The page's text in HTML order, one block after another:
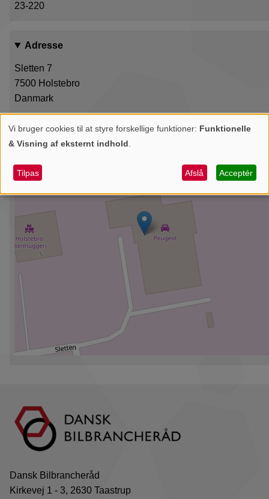
23-220
Adresse
Sletten 7
7500 Holstebro
Danmark
Dansk Bilbrancheråd
Kirkevej 1 - 3, 2630 Taastrup
Personlige
og
cookies
Vi bruger cookies til at styre forskellige funktioner: Funktionelle
& Visning af eksternt indhold.
Tilpas Afslå Acceptér